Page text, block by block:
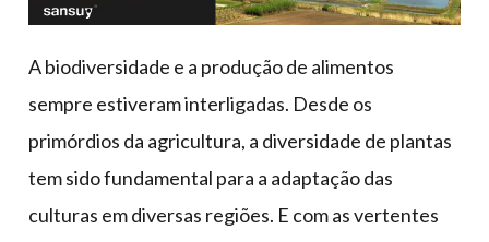
epi's
lonas
multiúso
A biodiversidade e a produção de alimentos
sempre estiveram interligadas. Desde os
primórdios da agricultura, a diversidade de plantas
tem sido fundamental para a adaptação das
culturas em diversas regiões. E com as vertentes